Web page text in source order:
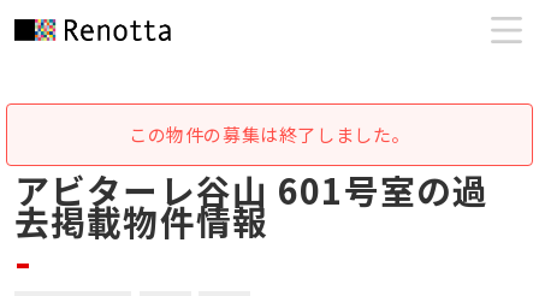
この物件の募集は終了しました。
アビターレ谷山 601号室の過
去掲載物件情報
-